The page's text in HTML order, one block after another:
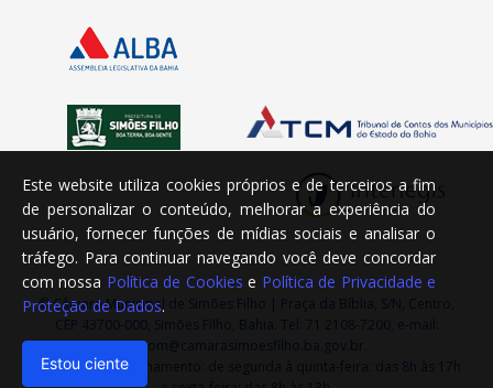
© Câmara Municipal de Simões Filho | Praça da Bíblia, S/N, Centro,
CEP 43700-000, Simões Filho, Bahia. Tel: 71 2108-7200, e-mail:
ascom@camarasimoesfilho.ba.gov.br.
Horário de Funcionamento: de segunda à quinta-feira: das 8h às 17h
Este website utiliza cookies próprios e de terceiros a fim
de personalizar o conteúdo, melhorar a experiência do
usuário, fornecer funções de mídias sociais e analisar o
tráfego. Para continuar navegando você deve concordar
com nossa Política de Cookies e Política de Privacidade e
Proteção de Dados.
Estou ciente